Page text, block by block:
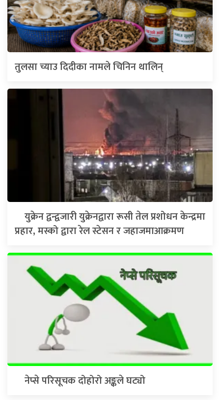
तुलसा च्याउ दिदीका नामले चिनिन थालिन्
युक्रेन द्वन्द्वजारी युक्रेनद्वारा रूसी तेल प्रशोधन केन्द्रमा
प्रहार, मस्को द्वारा रेल स्टेसन र जहाजमाआक्रमण
नेप्से परिसूचक दोहोरो अङ्कले घट्यो